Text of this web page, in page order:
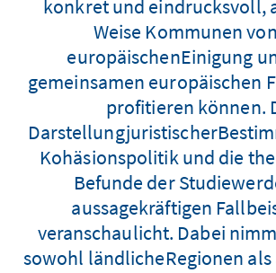
konkret und eindrucksvoll,
Weise Kommunen
europäischenEinigung
gemeinsamen europäischen
profitieren können.
Kohäsionspolitik und die
Befunde der
aussagekräftigen
veranschaulicht. Dabei
sowohl ländlicheRegionen